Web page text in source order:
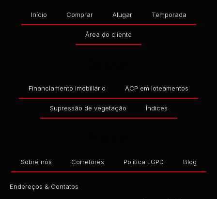
Início Comprar Alugar Temporada
Área do cliente
Financiamento Imobiliário ACP em loteamentos
Supressão de vegetação Índices
Sobre nós Corretores Política LGPD Blog
Endereços & Contatos